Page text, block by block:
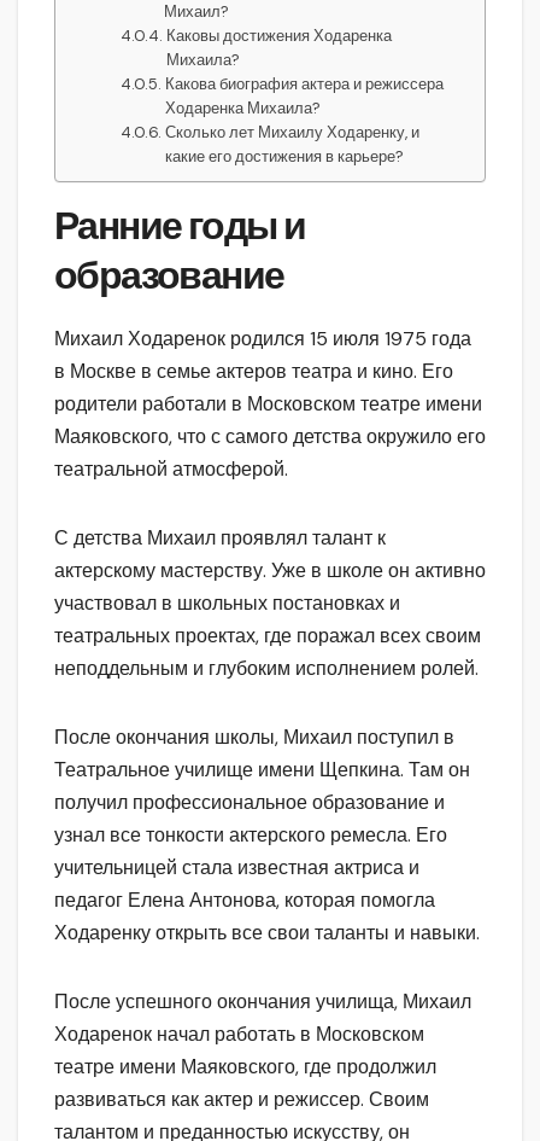
Михаил?
Каковы достижения Ходаренка
Михаила?
Какова биография актера и режиссера
Ходаренка Михаила?
Сколько лет Михаилу Ходаренку, и
какие его достижения в карьере?
Ранние годы и
образование
Михаил Ходаренок родился 15 июля 1975 года
в Москве в семье актеров театра и кино. Его
родители работали в Московском театре имени
Маяковского, что с самого детства окружило его
театральной атмосферой.
С детства Михаил проявлял талант к
актерскому мастерству. Уже в школе он активно
участвовал в школьных постановках и
театральных проектах, где поражал всех своим
неподдельным и глубоким исполнением ролей.
После окончания школы, Михаил поступил в
Театральное училище имени Щепкина. Там он
получил профессиональное образование и
узнал все тонкости актерского ремесла. Его
учительницей стала известная актриса и
педагог Елена Антонова, которая помогла
Ходаренку открыть все свои таланты и навыки.
После успешного окончания училища, Михаил
Ходаренок начал работать в Московском
театре имени Маяковского, где продолжил
развиваться как актер и режиссер. Своим
талантом и преданностью искусству, он